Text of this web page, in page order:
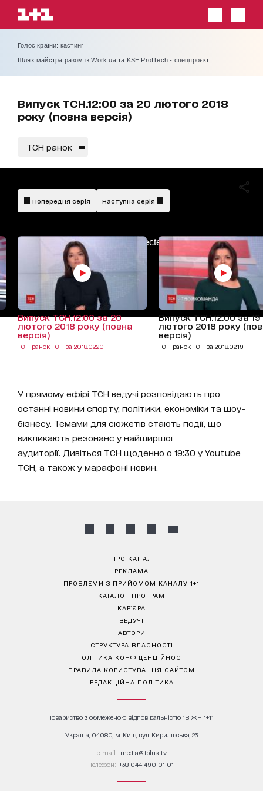
Голос країни: кастинг
Шлях майстра разом із Work.ua та KSE ProfTech - спецпроєкт
Випуск ТСН.12:00 за 20 лютого 2018
року (повна версія)
ТСН ранок
AdBlockDetected!
Попередня серія Наступна серія
Випуск ТСН.12:00 за 20
лютого 2018 року (повна
версія)
ТСН ранок ТСН за 2018.02.20
Випуск ТСН.12:00 за 19
лютого 2018 року
версія)
ТСН ранок ТСН за 2018.02.19
У прямому ефірі ТСН ведучі розповідають про
останні новини спорту, політики, економіки та шоу-
бізнесу. Темами для сюжетів стають події, що
викликають резонанс у найширшої
аудиторії. Дивіться ТСН щоденно о 19:30 у Youtube
ТСН, а також у марафоні новин.
ПРО КАНАЛ
РЕКЛАМА
ПРОБЛЕМИ З ПРИЙОМОМ КАНАЛУ 1+1
КАТАЛОГ ПРОГРАМ
КАР’ЄРА
ВЕДУЧІ
АВТОРИ
СТРУКТУРА ВЛАСНОСТІ
ПОЛІТИКА КОНФІДЕНЦІЙНОСТІ
ПРАВИЛА КОРИСТУВАННЯ САЙТОМ
РЕДАКЦІЙНА ПОЛІТИКА
Товариство з обмеженою відповідальністю "ВІЖН 1+1"
Україна, 04080, м. Київ, вул. Кирилівська, 23
е-mail: media@1plus1.tv
Телефон: +38 044 490 01 01